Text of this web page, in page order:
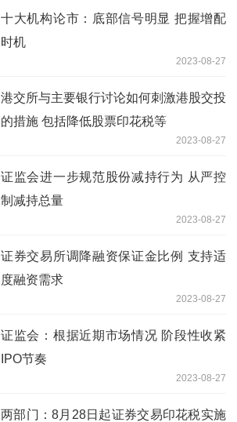
十大机构论市：底部信号明显 把握增配
时机
2023-08-27
港交所与主要银行讨论如何刺激港股交投
的措施 包括降低股票印花税等
2023-08-27
证监会进一步规范股份减持行为 从严控
制减持总量
2023-08-27
证券交易所调降融资保证金比例 支持适
度融资需求
2023-08-27
证监会：根据近期市场情况 阶段性收紧
IPO节奏
2023-08-27
两部门：8月28日起证券交易印花税实施